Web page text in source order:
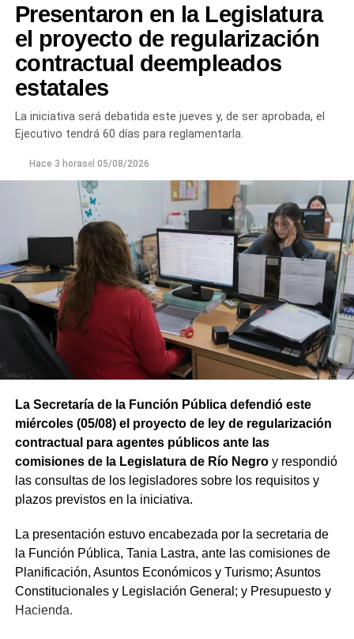
Presentaron en la Legislatura
el proyecto de regularización
contractual deempleados
estatales
La iniciativa será debatida este jueves y, de ser aprobada, el
Ejecutivo tendrá 60 días para reglamentarla.
Hace 3 horasel 05/08/2026
La Secretaría de la Función Pública defendió este
miércoles (05/08) el proyecto de ley de regularización
contractual para agentes públicos ante las
comisiones de la Legislatura de Río Negroy respondió
las consultas de los legisladores sobre los requisitos y
plazos previstos en la iniciativa.
La presentación estuvo encabezada por la secretaria de
la Función Pública, Tania Lastra, ante las comisiones de
Planificación, Asuntos Económicos y Turismo; Asuntos
Constitucionales y Legislación General; y Presupuesto y
Hacienda.